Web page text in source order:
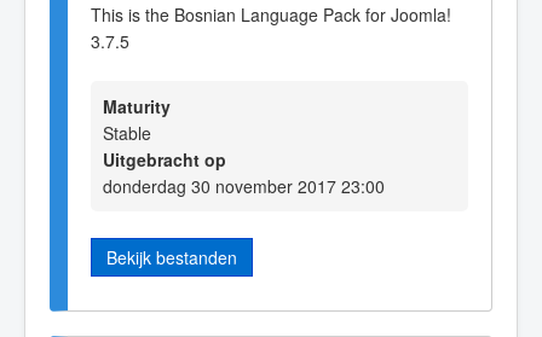
This is the Bosnian Language Pack for Joomla!
3.7.5
Maturity
Stable
Uitgebracht op
donderdag 30 november 2017 23:00
Bekijk bestanden